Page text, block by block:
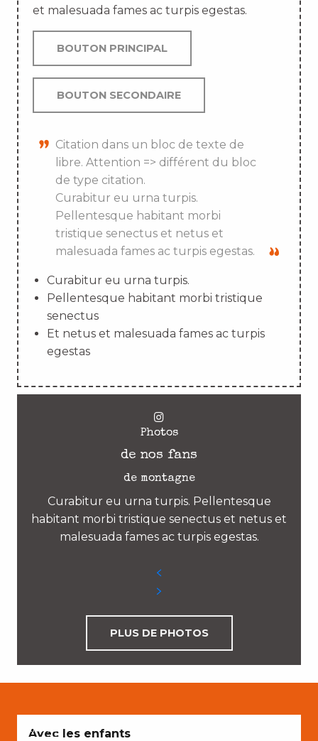
et malesuada fames ac turpis egestas.
BOUTON PRINCIPAL
BOUTON SECONDAIRE
Citation dans un bloc de texte de
libre. Attention => différent du bloc
de type citation.
Curabitur eu urna turpis.
Pellentesque habitant morbi
tristique senectus et netus et
malesuada fames ac turpis egestas.
Curabitur eu urna turpis.
Pellentesque habitant morbi tristique
senectus
Et netus et malesuada fames ac turpis
egestas
Photos
de nos fans
de montagne
Curabitur eu urna turpis. Pellentesque
habitant morbi tristique senectus et netus et
malesuada fames ac turpis egestas.
PLUS DE PHOTOS
ENVIES
Avec les enfants